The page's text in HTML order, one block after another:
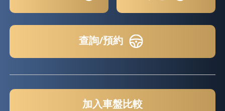
查詢/預約
加入車盤比較